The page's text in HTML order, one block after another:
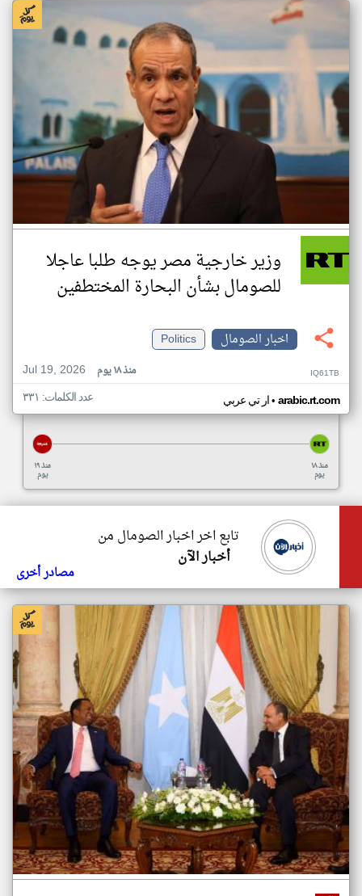
وزير خارجية مصر يوجه طلبا عاجلا
للصومال بشأن البحارة المختطفين
اخبار الصومال
Politics
Jul 19, 2026
منذ ١٨ يوم IQ61TB
ار تي عربي• arabic.rt.com عدد الكلمات: ٣٣١
منذ ١٩
يوم
منذ ١٨
يوم
تابع اخر اخبار الصومال من
أخبار الآن
مصادر أخرى